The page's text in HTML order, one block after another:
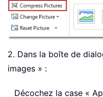
2. Dans la boîte de
images » :
Décochez la case «